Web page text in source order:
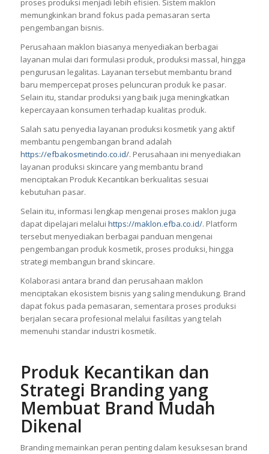
proses produksi menjadi lebih efisien. Sistem maklon
memungkinkan brand fokus pada pemasaran serta
pengembangan bisnis.
Perusahaan maklon biasanya menyediakan berbagai
layanan mulai dari formulasi produk, produksi massal, hingga
pengurusan legalitas. Layanan tersebut membantu brand
baru mempercepat proses peluncuran produk ke pasar.
Selain itu, standar produksi yang baik juga meningkatkan
kepercayaan konsumen terhadap kualitas produk.
Salah satu penyedia layanan produksi kosmetik yang aktif
membantu pengembangan brand adalah
https://efbakosmetindo.co.id/. Perusahaan ini menyediakan
layanan produksi skincare yang membantu brand
menciptakan Produk Kecantikan berkualitas sesuai
kebutuhan pasar.
Selain itu, informasi lengkap mengenai proses maklon juga
dapat dipelajari melalui https://maklon.efba.co.id/. Platform
tersebut menyediakan berbagai panduan mengenai
pengembangan produk kosmetik, proses produksi, hingga
strategi membangun brand skincare.
Kolaborasi antara brand dan perusahaan maklon
menciptakan ekosistem bisnis yang saling mendukung. Brand
dapat fokus pada pemasaran, sementara proses produksi
berjalan secara profesional melalui fasilitas yang telah
memenuhi standar industri kosmetik.
Produk Kecantikan dan
Strategi Branding yang
Membuat Brand Mudah
Dikenal
Branding memainkan peran penting dalam kesuksesan brand